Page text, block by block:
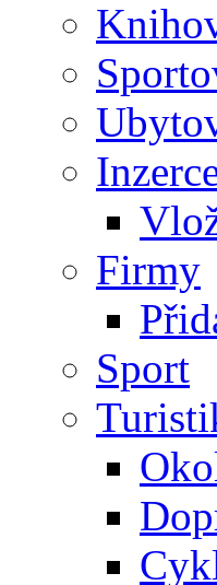
Firmy
Sport